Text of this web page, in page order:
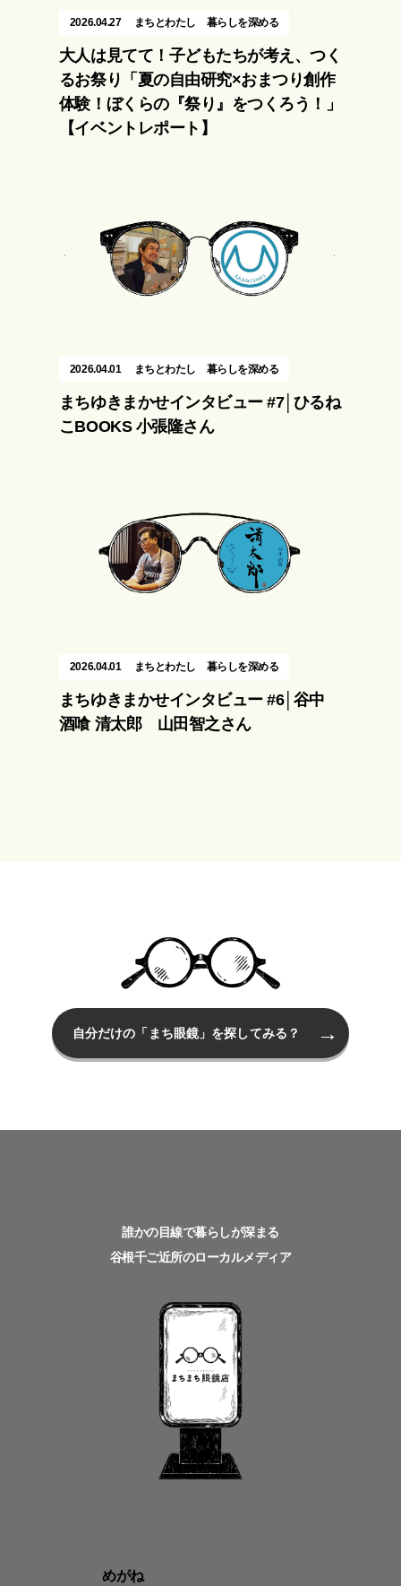
2026.04.27 まちとわたし 暮らしを深める
大人は見てて！子どもたちが考え、つく
るお祭り「夏の自由研究×おまつり創作
体験！ぼくらの『祭り』をつくろう！」
【イベントレポート】
2026.04.01 まちとわたし 暮らしを深める
まちゆきまかせインタビュー #7│ひるね
こBOOKS 小張隆さん
2026.04.01 まちとわたし 暮らしを深める
まちゆきまかせインタビュー #6│谷中
酒喰 清太郎 山田智之さん
自分だけの「まち眼鏡」を探してみる？
誰かの目線で暮らしが深まる
谷根千ご近所のローカルメディア
めがね